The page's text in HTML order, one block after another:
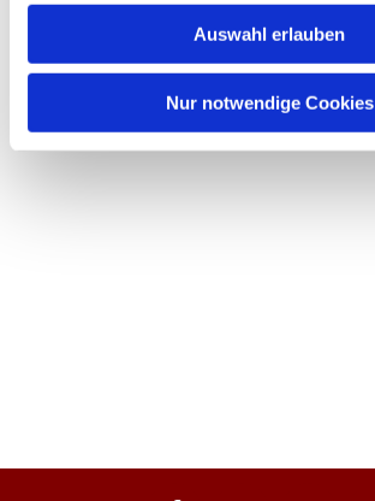
Auswahl erlauben
Nur notwendige Cookies